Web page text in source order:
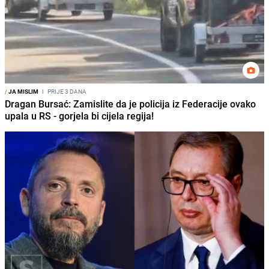
/JA MISLIM I PRIJE 3 DANA
Dragan Bursać: Zamislite da je policija iz Federacije ovako
upala u RS - gorjela bi cijela regija!